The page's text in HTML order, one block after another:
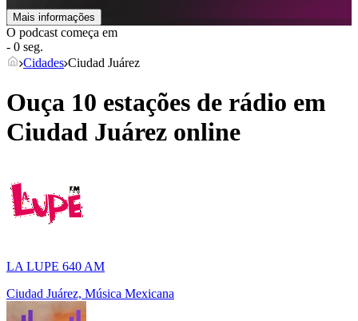
Mais informações
O podcast começa em
- 0 seg.
Cidades Ciudad Juárez
Ouça 10 estações de rádio em
Ciudad Juárez online
LA LUPE 640 AM
Ciudad Juárez, Música Mexicana